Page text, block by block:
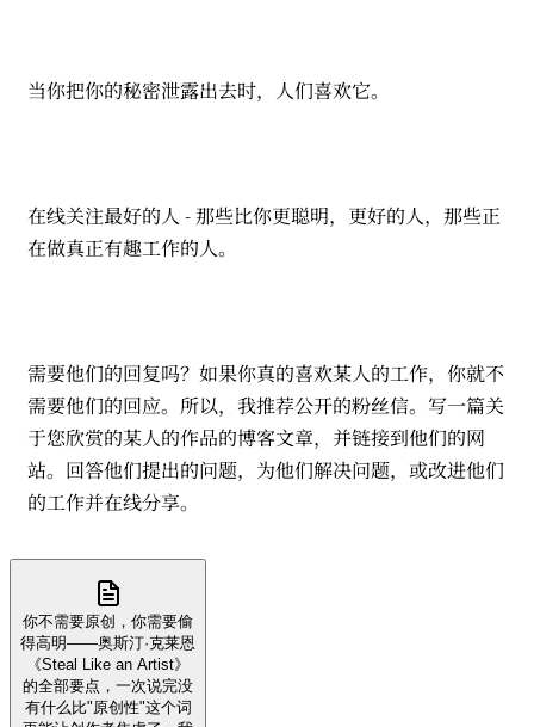
当你把你的秘密泄露出去时，人们喜欢它。
在线关注最好的人 - 那些比你更聪明，更好的人，那些正
在做真正有趣工作的人。
需要他们的回复吗？如果你真的喜欢某人的工作，你就不
需要他们的回应。所以，我推荐公开的粉丝信。写一篇关
于您欣赏的某人的作品的博客文章，并链接到他们的网
站。回答他们提出的问题，为他们解决问题，或改进他们
的工作并在线分享。
你不需要原创，你需要偷
得高明——奥斯汀·克莱恩
《Steal Like an Artist》
的全部要点，一次说完没
有什么比"原创性"这个词